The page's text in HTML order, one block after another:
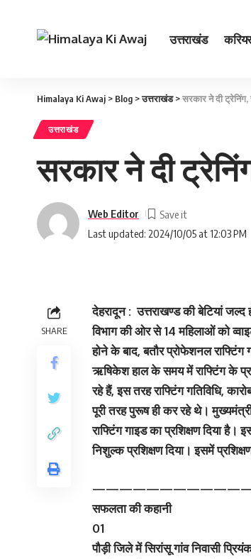
उत्तराखंड करियर
Himalaya Ki Awaj > Blog >उत्तराखंड>सरकार ने दी ट्रेनिंग,
उत्तराखंड
सरकार ने दी
Last updated: 2024/10/05 at 12:03 PM
Web Editor
SHARE
देहरादून : उत्तराखण्ड की बेटियां
विभाग की ओर से 14 महिलाओं को
होने के बाद, बतौर प्रोफेशनल
ऋषिकेश हाल के समय में राफ्टिंग के
रहे हैं, इस तरह राफ्टिंग गतिविधि,
पूरी तरह पुरूष ही कर रहे थे। मुख्यमंत्री
राफ्टिंग गाइड का प्रशिक्षण दिया
निशुल्क प्रशिक्षण दिया। इसमें
सफलता की कहानी
01
पौड़ी जिले में सिरांसू गांव निवासी